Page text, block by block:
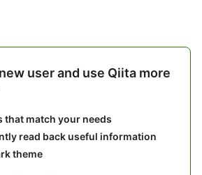
user and use Qiita more
that match your needs
read back useful information
theme